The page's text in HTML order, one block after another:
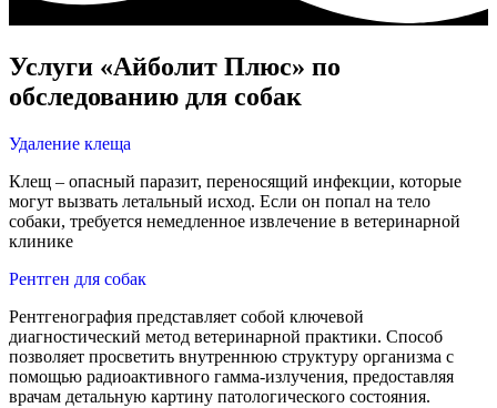
Услуги «Айболит Плюс» по
обследованию для собак
Удаление клеща
Клещ – опасный паразит, переносящий инфекции, которые
могут вызвать летальный исход. Если он попал на тело
собаки, требуется немедленное извлечение в ветеринарной
клинике
Рентген для собак
Рентгенография представляет собой ключевой
диагностический метод ветеринарной практики. Способ
позволяет просветить внутреннюю структуру организма с
помощью радиоактивного гамма-излучения, предоставляя
врачам детальную картину патологического состояния.